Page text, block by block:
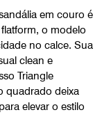
em couro é
o modelo
no calce. Sua
clean e
Triangle
quadrado deixa
elevar o estilo